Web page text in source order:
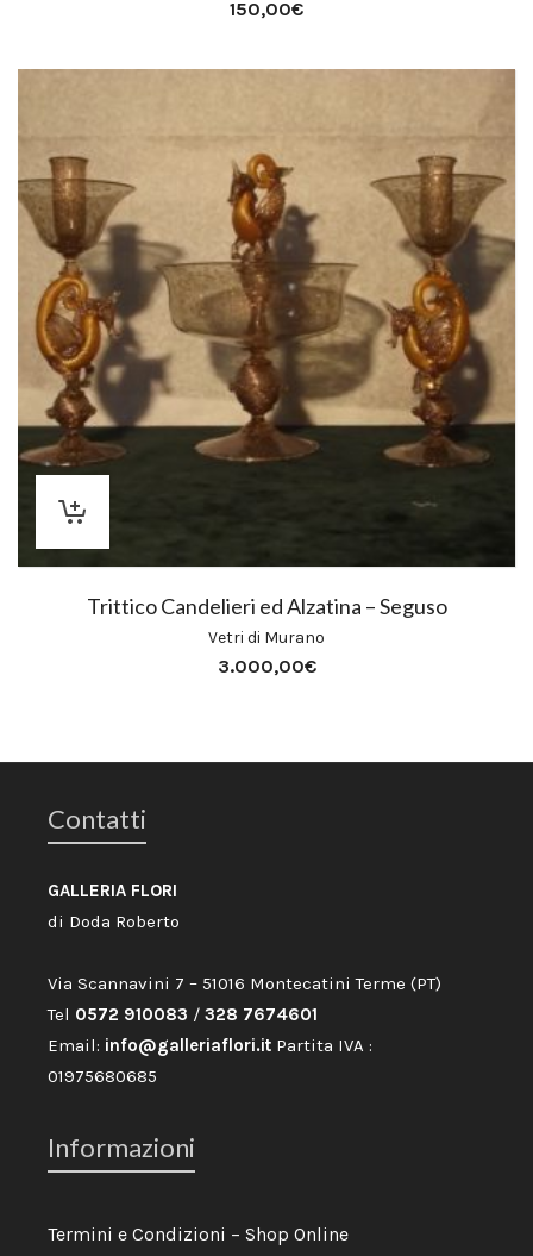
150,00€
Trittico Candelieri ed Alzatina – Seguso
Vetri di Murano
3.000,00€
Contatti
GALLERIA FLORI
di Doda Roberto
Via Scannavini 7 – 51016 Montecatini Terme (PT)
Tel 0572 910083 / 328 7674601
Email: info@galleriaflori.it Partita IVA :
01975680685
Informazioni
Termini e Condizioni – Shop Online